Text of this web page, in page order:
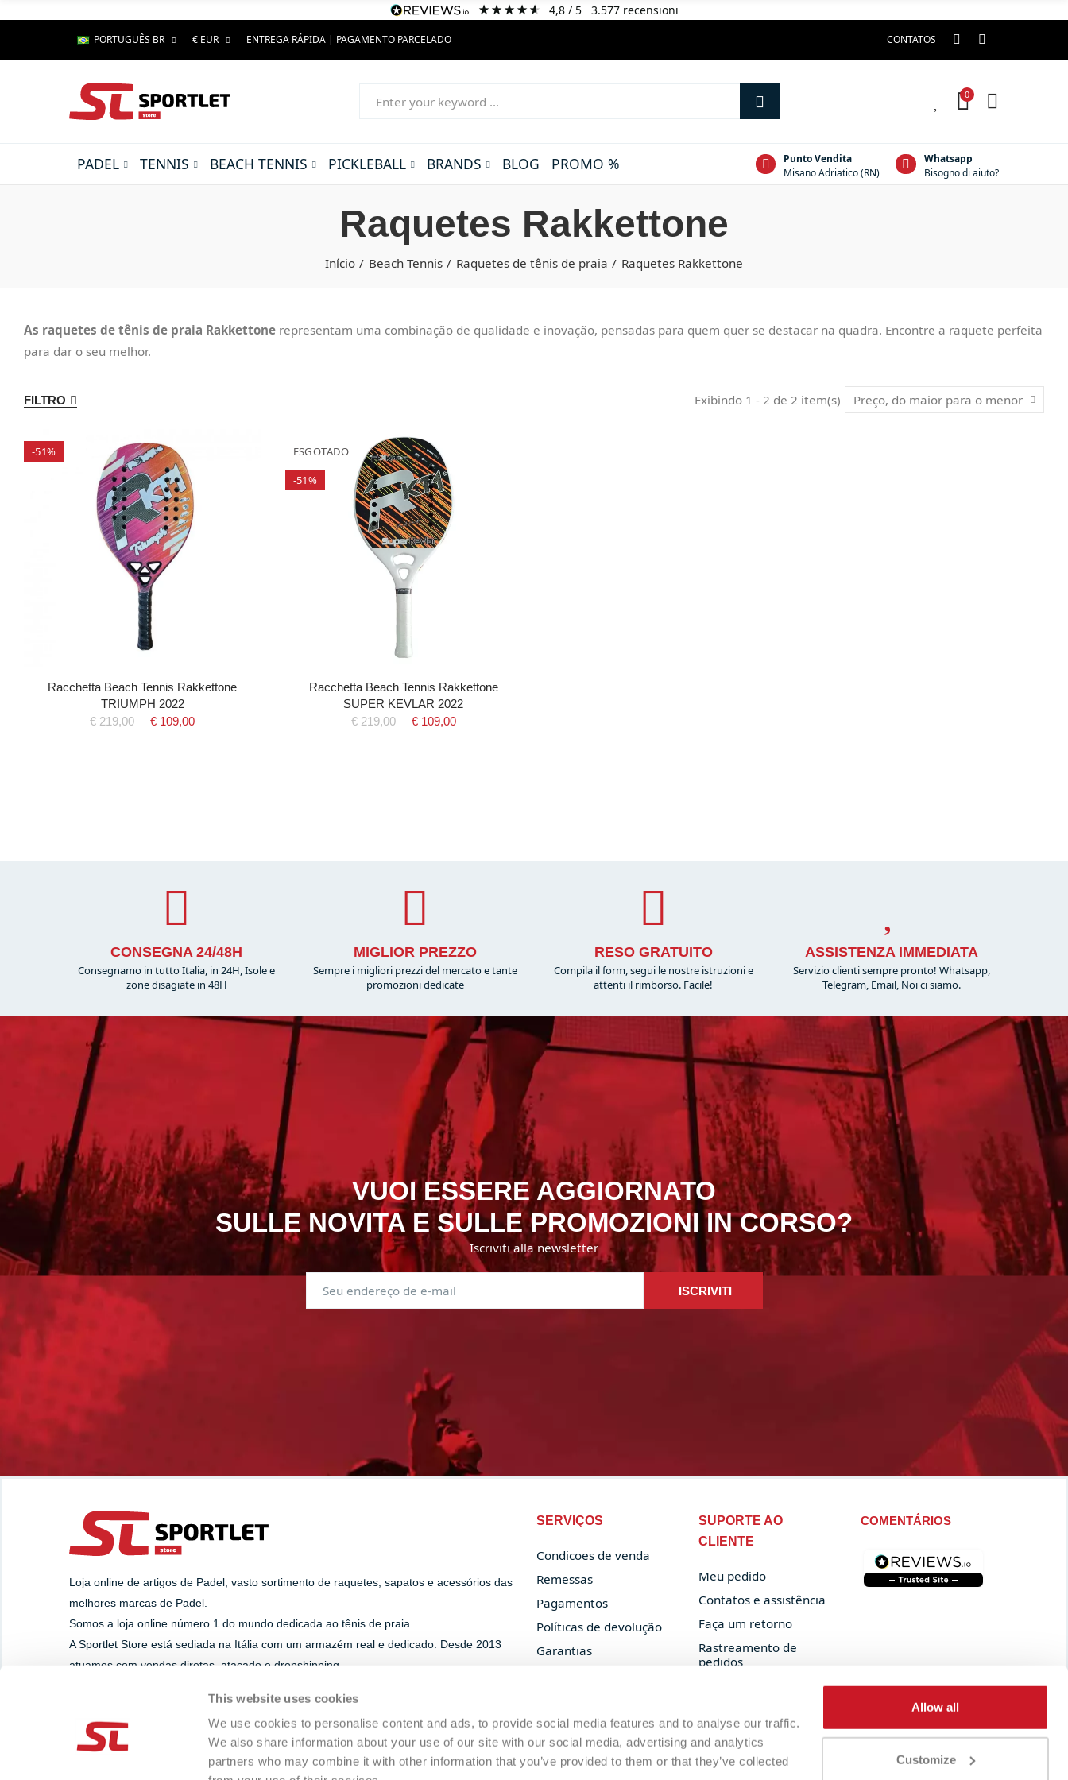
This website uses cookies
We use cookies to personalise content and ads, to provide social media features and to analyse our traffic.
We also share information about your use of our site with our social media, advertising and analytics
partners who may combine it with other information that you’ve provided to them or that they’ve collected
Allow all
Customize
4,8/ 5 3.577 recensioni
PORTUGUÊS BR € EUR ENTREGA RÁPIDA | PAGAMENTO PARCELADO CONTATOS
0
PADEL TENNIS BEACH TENNIS PICKLEBALL BRANDS BLOG PROMO %
Punto Vendita
Misano Adriatico (RN)
Whatsapp
Bisogno di aiuto?
Raquetes Rakkettone
Início Beach Tennis Raquetes de tênis de praia Raquetes Rakkettone
As raquetes de tênis de praia Rakkettone representam uma combinação de qualidade e inovação, pensadas para quem quer se destacar na quadra. Encontre a raquete perfeita
para dar o seu melhor.
FILTRO Exibindo 1 - 2 de 2 item(s) Preço, do maior para o menor
-51%
Racchetta Beach Tennis Rakkettone
TRIUMPH 2022
€ 219,00
€ 109,00
ESGOTADO
-51%
Racchetta Beach Tennis Rakkettone
SUPER KEVLAR 2022
€ 219,00
€ 109,00
CONSEGNA 24/48H
Consegnamo in tutto Italia, in 24H, Isole e
zone disagiate in 48H
MIGLIOR PREZZO
Sempre i migliori prezzi del mercato e tante
promozioni dedicate
RESO GRATUITO
Compila il form, segui le nostre istruzioni e
attenti il rimborso. Facile!
ASSISTENZA IMMEDIATA
Servizio clienti sempre pronto! Whatsapp,
Telegram, Email, Noi ci siamo.
VUOI ESSERE AGGIORNATO
SULLE NOVITA E SULLE PROMOZIONI IN CORSO?
Iscriviti alla newsletter
ISCRIVITI
Loja online de artigos de Padel, vasto sortimento de raquetes, sapatos e acessórios das
melhores marcas de Padel.
Somos a loja online número 1 do mundo dedicada ao tênis de praia.
A Sportlet Store está sediada na Itália com um armazém real e dedicado. Desde 2013
atuamos com vendas diretas, atacado e dropshipping.
Whatsapp
+39 393.8284629
SERVIÇOS
Condicoes de venda
Remessas
Pagamentos
Políticas de devolução
Garantias
SUPORTE AO
CLIENTE
Meu pedido
Contatos e assistência
Faça um retorno
Rastreamento de
pedidos
COMENTÁRIOS